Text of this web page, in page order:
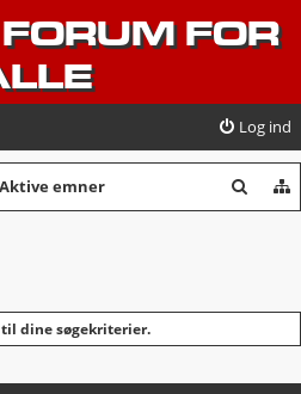
FOR
Log ind
Aktive emner
dine søgekriterier.